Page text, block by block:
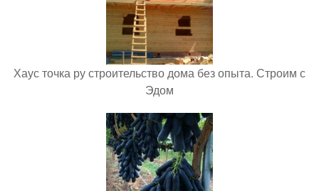
Хаус точка ру строительство дома без опыта. Строим с
Эдом